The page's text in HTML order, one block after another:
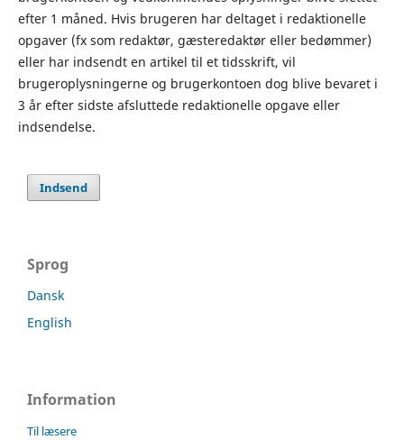
efter 1 måned. Hvis brugeren har deltaget i redaktionelle
opgaver (fx som redaktør, gæsteredaktør eller bedømmer)
eller har indsendt en artikel til et tidsskrift, vil
brugeroplysningerne og brugerkontoen dog blive bevaret i
3 år efter sidste afsluttede redaktionelle opgave eller
indsendelse.
Indsend
Sprog
Dansk
English
Information
Til læsere